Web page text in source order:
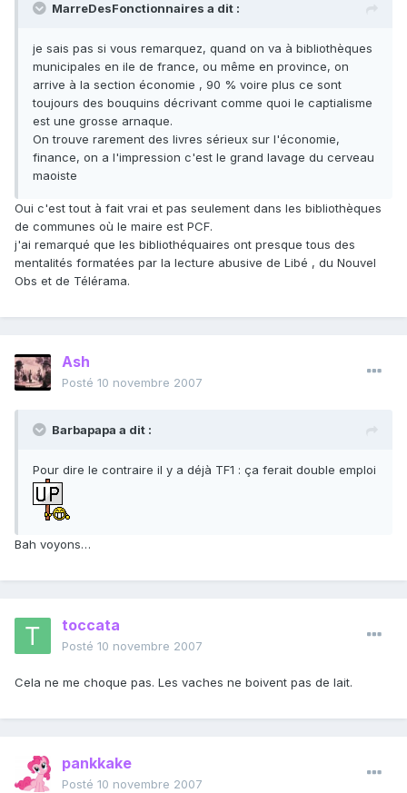
MarreDesFonctionnaires a dit :
je sais pas si vous remarquez, quand on va à bibliothèques
municipales en ile de france, ou même en province, on
arrive à la section économie , 90 % voire plus ce sont
toujours des bouquins décrivant comme quoi le captialisme
est une grosse arnaque.
On trouve rarement des livres sérieux sur l'économie,
finance, on a l'impression c'est le grand lavage du cerveau
maoiste
Oui c'est tout à fait vrai et pas seulement dans les bibliothèques
de communes où le maire est PCF.
j'ai remarqué que les bibliothéquaires ont presque tous des
mentalités formatées par la lecture abusive de Libé , du Nouvel
Obs et de Télérama.
Ash
Posté 10 novembre 2007
Barbapapa a dit :
Pour dire le contraire il y a déjà TF1 : ça ferait double emploi
Bah voyons…
toccata
Posté 10 novembre 2007
Cela ne me choque pas. Les vaches ne boivent pas de lait.
pankkake
Posté 10 novembre 2007